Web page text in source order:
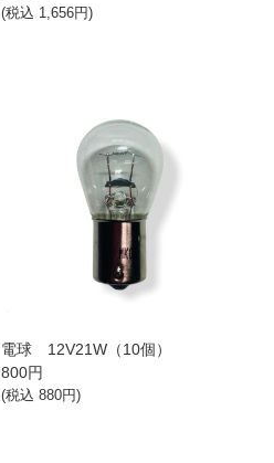
(税込 1,656円)
電球 12V21W（10個）
800円
(税込880円)